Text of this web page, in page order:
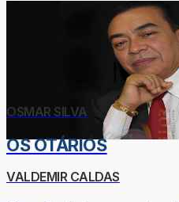
OSMAR SILVA
OS OTÁRIOS
VALDEMIR CALDAS